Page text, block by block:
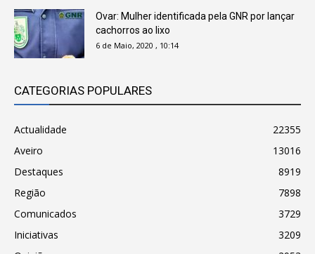
Ovar: Mulher identificada pela GNR por lançar
cachorros ao lixo
6 de Maio, 2020 , 10:14
CATEGORIAS POPULARES
Actualidade
22355
Aveiro
13016
Destaques
8919
Região
7898
Comunicados
3729
Iniciativas
3209